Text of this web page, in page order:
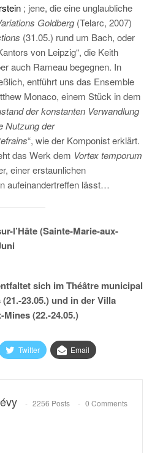
; jene, die eine unglaubliche
Goldberg (Telarc, 2007)
(31.05.) rund um Bach, oder
von Leipzig“, die Keith
auch Rameau begegnen. In
entführt uns das Ensemble
Monaco, einem Stück in dem
der konstanten Verwandlung
Nutzung der
“, wie der Komponist erklärt.
das Werk dem Vortex temporum
einer erstaunlichen
aufeinandertreffen lässt…
l’Hâte (Sainte-Marie-aux-
sich im Théâtre municipal
23.05.) und in der Villa
(22.-24.05.)
Twitter Email
2256 Posts 0 Comments